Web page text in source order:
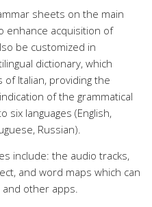
sheets on the main
enhance acquisition of
be customized in
dictionary, which
Italian, providing the
of the grammatical
six languages (English,
Russian).
include: the audio tracks,
and word maps which can
other apps.